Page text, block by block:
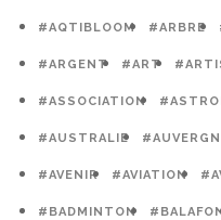
#AQTIBLOOM #ARBRE
#ARGENT #ART
#ASSOCIATION
#AUSTRALIE
#AVENIR #AVIATION
#BADMINTON